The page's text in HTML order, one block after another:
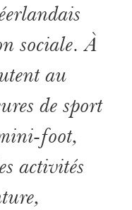
sociale. À
au
de sport
foot,
activités